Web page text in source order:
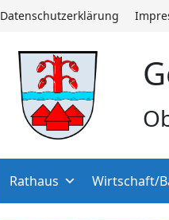
Datenschutzerklärung
Rathaus Wirtschaft/